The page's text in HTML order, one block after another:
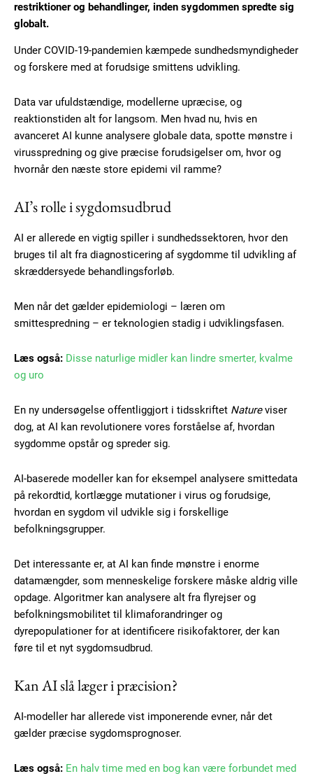
restriktioner og behandlinger, inden sygdommen spredte sig
globalt.
Under COVID-19-pandemien kæmpede sundhedsmyndigheder
og forskere med at forudsige smittens udvikling.
Data var ufuldstændige, modellerne upræcise, og
reaktionstiden alt for langsom. Men hvad nu, hvis en
avanceret AI kunne analysere globale data, spotte mønstre i
virusspredning og give præcise forudsigelser om, hvor og
hvornår den næste store epidemi vil ramme?
AI’s rolle i sygdomsudbrud
AI er allerede en vigtig spiller i sundhedssektoren, hvor den
bruges til alt fra diagnosticering af sygdomme til udvikling af
skræddersyede behandlingsforløb.
Men når det gælder epidemiologi – læren om
smittespredning – er teknologien stadig i udviklingsfasen.
Læs også: Disse naturlige midler kan lindre smerter, kvalme
og uro
En ny undersøgelse offentliggjort i tidsskriftet Natureviser
dog, at AI kan revolutionere vores forståelse af, hvordan
sygdomme opstår og spreder sig.
AI-baserede modeller kan for eksempel analysere smittedata
på rekordtid, kortlægge mutationer i virus og forudsige,
hvordan en sygdom vil udvikle sig i forskellige
befolkningsgrupper.
Det interessante er, at AI kan finde mønstre i enorme
datamængder, som menneskelige forskere måske aldrig ville
opdage. Algoritmer kan analysere alt fra flyrejser og
befolkningsmobilitet til klimaforandringer og
dyrepopulationer for at identificere risikofaktorer, der kan
føre til et nyt sygdomsudbrud.
Kan AI slå læger i præcision?
AI-modeller har allerede vist imponerende evner, når det
gælder præcise sygdomsprognoser.
Læs også: En halv time med en bog kan være forbundet med